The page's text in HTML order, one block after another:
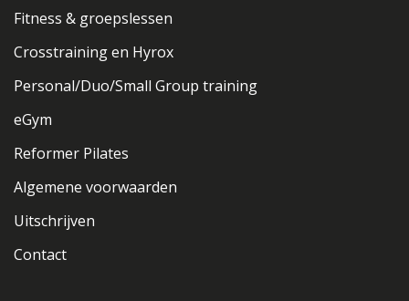
Fitness & groepslessen
Crosstraining en Hyrox
Personal/Duo/Small Group training
eGym
Reformer Pilates
Algemene voorwaarden
Uitschrijven
Contact